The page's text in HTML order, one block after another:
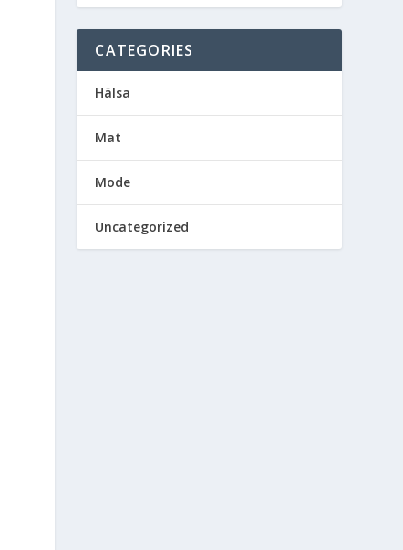
CATEGORIES
Hälsa
Mat
Mode
Uncategorized